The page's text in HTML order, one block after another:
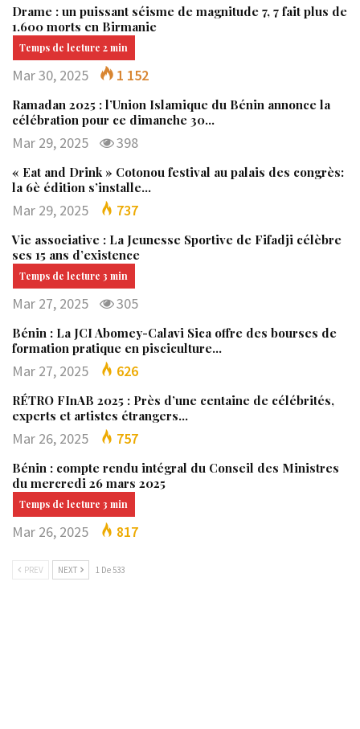
Drame : un puissant séisme de magnitude 7, 7 fait plus de
1.600 morts en Birmanie
Mar 30, 2025 1 152
Ramadan 2025 : l’Union Islamique du Bénin annonce la
célébration pour ce dimanche 30…
Mar 29, 2025 398
« Eat and Drink » Cotonou festival au palais des congrès:
la 6è édition s’installe…
Mar 29, 2025 737
Vie associative : La Jeunesse Sportive de Fifadji célèbre
ses 15 ans d’existence
Mar 27, 2025 305
Bénin : La JCI Abomey-Calavi Sica offre des bourses de
formation pratique en pisciculture…
Mar 27, 2025 626
RÉTRO FInAB 2025 : Près d’une centaine de célébrités,
experts et artistes étrangers…
Mar 26, 2025 757
Bénin : compte rendu intégral du Conseil des Ministres
du mercredi 26 mars 2025
Mar 26, 2025 817
PREV NEXT 1 De 533